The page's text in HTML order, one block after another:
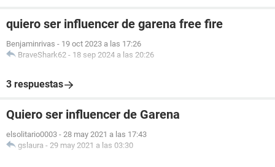
quiero ser influencer de garena free fire
Benjaminrivas - 19 oct 2023 a las 17:26
BraveShark62 - 18 sep 2024 a las 20:26
3 respuestas
Quiero ser influencer de Garena
elsolitario0003 - 28 may 2021 a las 17:43
gslaura - 29 may 2021 a las 03:30